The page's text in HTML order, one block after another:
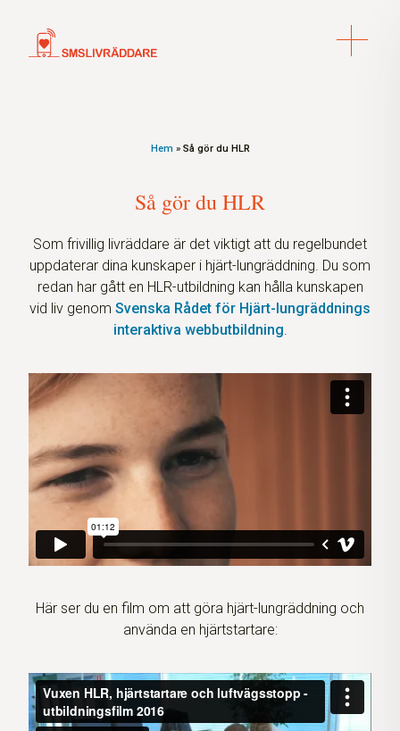
Hem » Så gör du HLR
Så gör du HLR
Som frivillig livräddare är det viktigt att du regelbundet
uppdaterar dina kunskaper i hjärt-lungräddning. Du som
redan har gått en HLR-utbildning kan hålla kunskapen
vid liv genom Svenska Rådet för Hjärt-lungräddnings
interaktiva webbutbildning.
Här ser du en film om att göra hjärt-lungräddning och
använda en hjärtstartare: